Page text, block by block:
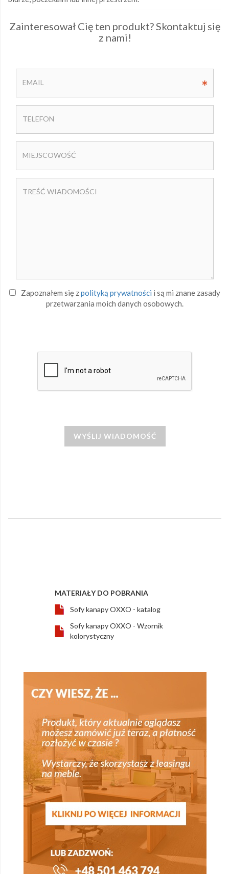
Zainteresował Cię ten produkt? Skontaktuj się
z nami!
Zapoznałem się zpolityką prywatności i są mi znane zasady
przetwarzania moich danych osobowych.
WYŚLIJ WIADOMOŚĆ
MATERIAŁY DO POBRANIA
Sofy kanapy OXXO - katalog
Sofy kanapy OXXO - Wzornik
kolorystyczny